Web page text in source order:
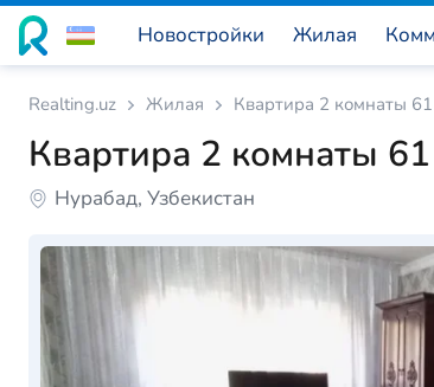
Новостройки Жилая
Realting.uz Жилая Квартира 2 комнаты
Квартира 2 комнаты
Нурабад, Узбекистан